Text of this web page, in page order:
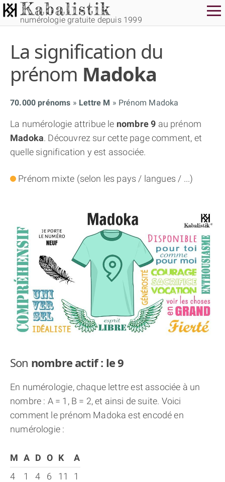
numérologie gratuite depuis 1999
La signification du
prénom Madoka
70.000 prénoms Lettre M Prénom Madoka
La numérologie attribue le nombre 9 au prénom
Madoka. Découvrez sur cette page comment, et
quelle signification y est associée.
Prénom mixte (selon les pays / langues / ...)
Son nombre actif : le 9
En numérologie, chaque lettre est associée à un
nombre : A = 1, B = 2, et ainsi de suite. Voici
comment le prénom Madoka est encodé en
numérologie :
M A D O K
A
4
1 4 6 11 1
THÈME GRATUIT
THÈME NUMÉROLOGIQUE APPROFONDI
THÈME TEMPOREL
THÈME « DOUBLE JE »
APPRENDRE LA NUMÉROLOGIE
EXPLORER LA NUMÉROLOGIE
70.000 PRÉNOMS
(À PROPOS)